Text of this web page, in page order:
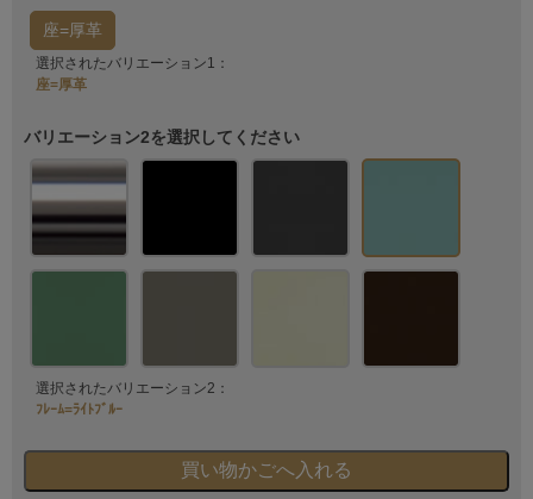
座=厚革
選択されたバリエーション1：
座=厚革
バリエーション2を選択してください
選択されたバリエーション2：
ﾌﾚｰﾑ=ﾗｲﾄﾌﾞﾙｰ